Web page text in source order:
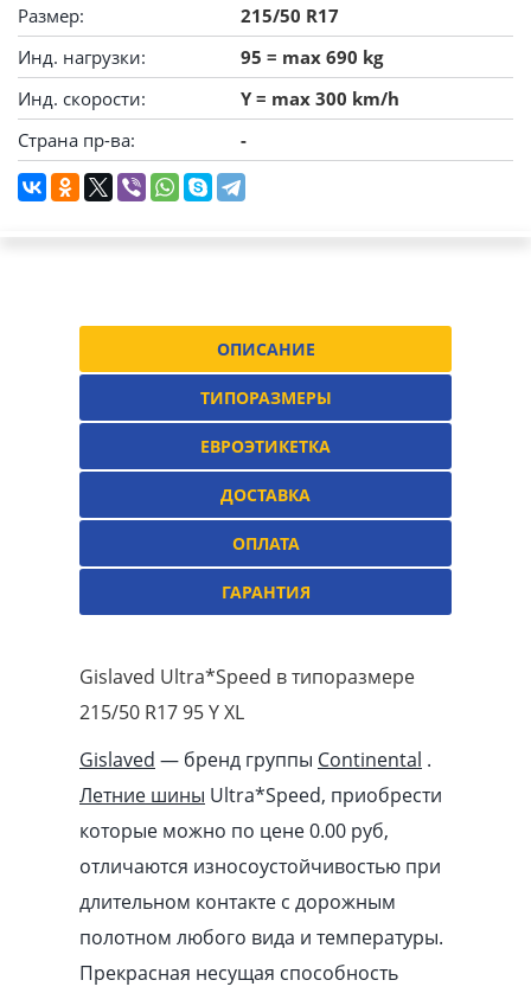
Размер:
215/50 R17
Инд. нагрузки:
95 = max 690 kg
Инд. скорости:
Y = max 300 km/h
Страна пр-ва:
-
ОПИСАНИЕ
ТИПОРАЗМЕРЫ
ЕВРОЭТИКЕТКА
ДОСТАВКА
ОПЛАТА
ГАРАНТИЯ
Gislaved Ultra*Speed в типоразмере
215/50 R17 95 Y XL
Gislaved — бренд группы Continental .
Летние шины Ultra*Speed, приобрести
которые можно по цене 0.00 pуб,
отличаются износоустойчивостью при
длительном контакте с дорожным
полотном любого вида и температуры.
Прекрасная несущая способность